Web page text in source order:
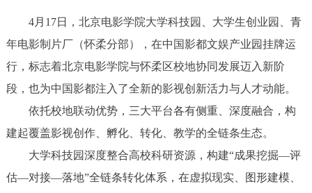
4月17日，北京电影学院大学科技园、大学生创业园、青
年电影制片厂（怀柔分部），在中国影都文娱产业园挂牌运
行，标志着北京电影学院与怀柔区校地协同发展迈入新阶
段，也为中国影都注入了全新的影视创新活力与人才动能。
依托校地联动优势，三大平台各有侧重、深度融合，构
建起覆盖影视创作、孵化、转化、教学的全链条生态。
大学科技园深度整合高校科研资源，构建“成果挖掘—评
估—对接—落地”全链条转化体系，在虚拟现实、图形建模、